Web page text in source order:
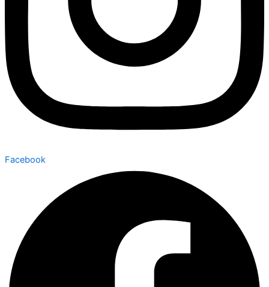
Facebook